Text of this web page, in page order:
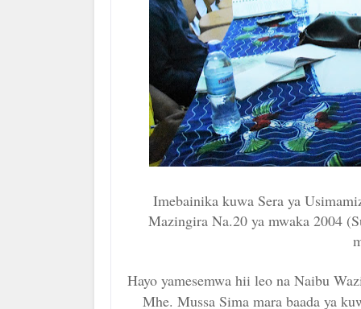
Imebainika kuwa Sera ya
Mazingira Na.20 ya mwaka 2004
Hayo yamesemwa hii leo na Naibu
Mhe. Mussa Sima mara baada ya